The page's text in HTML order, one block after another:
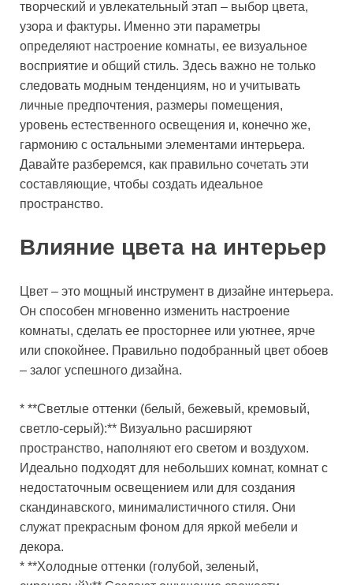
творческий и увлекательный этап – выбор цвета,
узора и фактуры. Именно эти параметры
определяют настроение комнаты, ее визуальное
восприятие и общий стиль. Здесь важно не только
следовать модным тенденциям, но и учитывать
личные предпочтения, размеры помещения,
уровень естественного освещения и, конечно же,
гармонию с остальными элементами интерьера.
Давайте разберемся, как правильно сочетать эти
составляющие, чтобы создать идеальное
пространство.
Влияние цвета на интерьер
Цвет – это мощный инструмент в дизайне интерьера.
Он способен мгновенно изменить настроение
комнаты, сделать ее просторнее или уютнее, ярче
или спокойнее. Правильно подобранный цвет обоев
– залог успешного дизайна.
* **Светлые оттенки (белый, бежевый, кремовый,
светло-серый):** Визуально расширяют
пространство, наполняют его светом и воздухом.
Идеально подходят для небольших комнат, комнат с
недостаточным освещением или для создания
скандинавского, минималистичного стиля. Они
служат прекрасным фоном для яркой мебели и
декора.
* **Холодные оттенки (голубой, зеленый,